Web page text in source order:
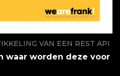
VAN EEN REST API
waar worden deze voor